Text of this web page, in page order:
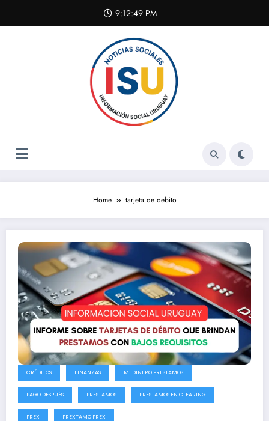
content
9:12:50 PM
Home tarjeta de debito
CRÉDITOS FINANZAS MI DINERO PRESTAMOS
PAGO DESPUÉS PRESTAMOS PRESTAMOS EN CLEARING
PREX PREXTAMO PREX